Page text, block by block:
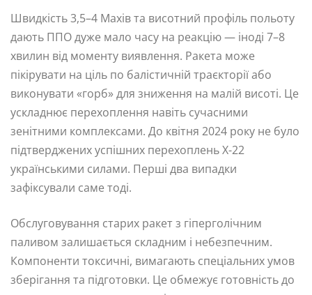
Швидкість 3,5–4 Махів та висотний профіль польоту
дають ППО дуже мало часу на реакцію — іноді 7–8
хвилин від моменту виявлення. Ракета може
пікірувати на ціль по балістичній траєкторії або
виконувати «горб» для зниження на малій висоті. Це
ускладнює перехоплення навіть сучасними
зенітними комплексами. До квітня 2024 року не було
підтверджених успішних перехоплень Х-22
українськими силами. Перші два випадки
зафіксували саме тоді.
Обслуговування старих ракет з гіперголічним
паливом залишається складним і небезпечним.
Компоненти токсичні, вимагають спеціальних умов
зберігання та підготовки. Це обмежує готовність до